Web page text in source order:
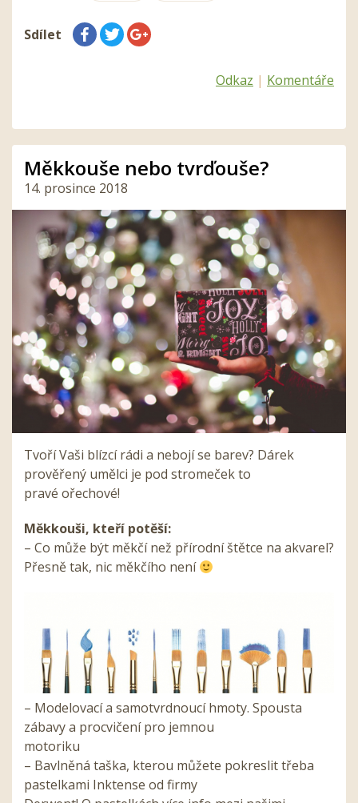
Sdílet
Odkaz | Komentáře
Měkkouše nebo tvrďouše?
14. prosince 2018
Tvoří Vaši blízcí rádi a nebojí se barev? Dárek
prověřený umělci je pod stromeček to
pravé ořechové!
Měkkouši, kteří potěší:
– Co může být měkčí než přírodní štětce na akvarel?
Přesně tak, nic měkčího není
– Modelovací a samotvrdnoucí hmoty. Spousta
zábavy a procvičení pro jemnou
motoriku
– Bavlněná taška, kterou můžete pokreslit třeba
pastelkami Inktense od firmy